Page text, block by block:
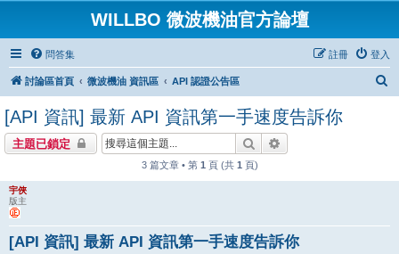
WILLBO 微波機油官方論壇
問答集 登入
註冊
討論區首頁 微波機油 資訊區 API 認證公告區
[API 資訊] 最新 API 資訊第一手速度告訴你
主題已鎖定 搜尋
3 篇文章 • 第 1 頁 (共 1 頁)
宇俠
版主
[API 資訊] 最新 API 資訊第一手速度告訴你